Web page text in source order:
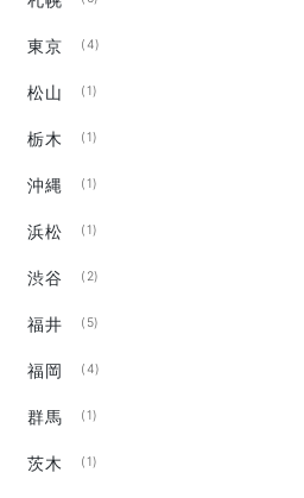
東京 (4)
松山 (1)
栃木 (1)
沖縄 (1)
浜松 (1)
渋谷 (2)
福井 (5)
福岡 (4)
群馬 (1)
茨木 (1)